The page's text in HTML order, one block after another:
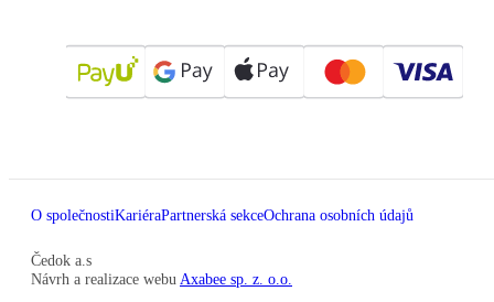
O společnostiKariéraPartnerská sekceOchrana osobních údajů
Čedok a.s
Návrh a realizace webu Axabee sp. z. o.o.